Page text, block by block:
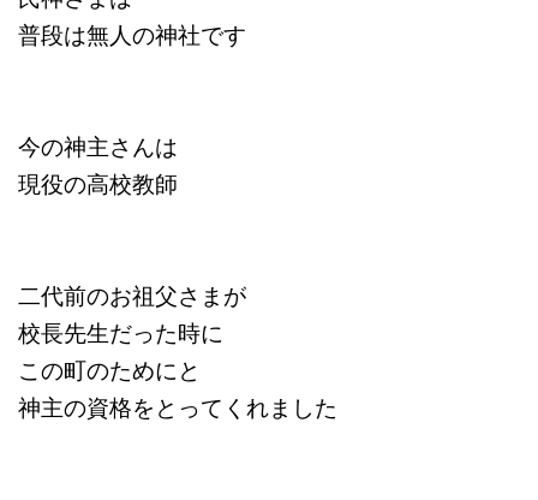
普段は無人の神社です
今の神主さんは
現役の高校教師
二代前のお祖父さまが
校長先生だった時に
この町のためにと
神主の資格をとってくれました